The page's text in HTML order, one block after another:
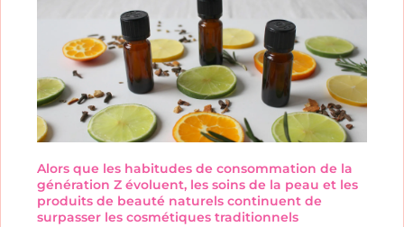
Alors que les habitudes de consommation de la
génération Z évoluent, les soins de la peau et les
produits de beauté naturels continuent de
surpasser les cosmétiques traditionnels